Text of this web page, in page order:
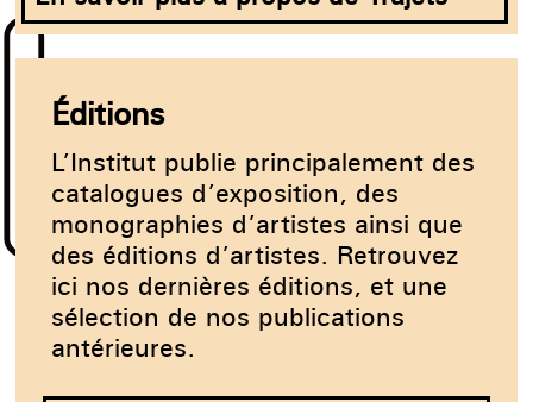
Éditions
L’Institut publie principalement des
catalogues d’exposition, des
monographies d’artistes ainsi que
des éditions d’artistes. Retrouvez
ici nos dernières éditions, et une
sélection de nos publications
antérieures.